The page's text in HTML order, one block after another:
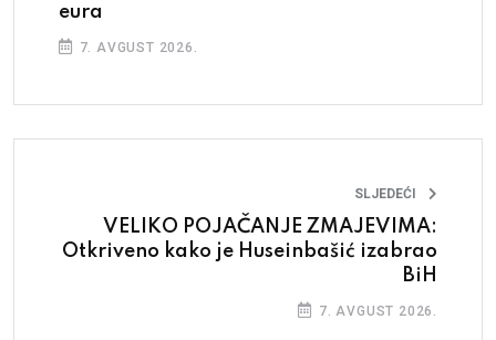
eura
7. AVGUST 2026.
SLJEDEĆI
VELIKO POJAČANJE ZMAJEVIMA:
Otkriveno kako je Huseinbašić izabrao
BiH
7. AVGUST 2026.